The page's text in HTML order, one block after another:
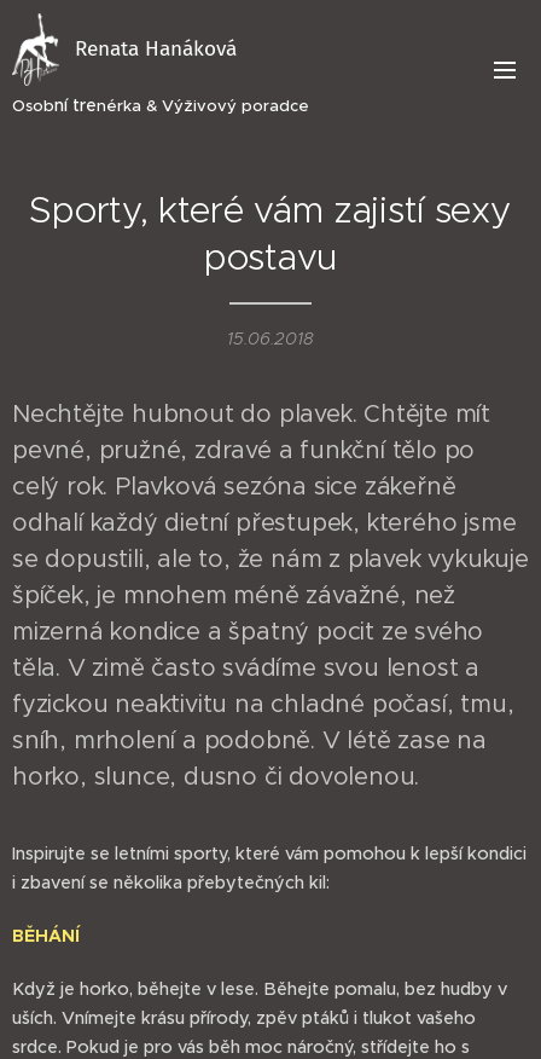
Renata Hanáková
Osobní trenérka & Výživový poradce
Sporty, které vám zajistí sexy
postavu
15.06.2018
Nechtějte hubnout do plavek. Chtějte mít
pevné, pružné, zdravé a funkční tělo po
celý rok. Plavková sezóna sice zákeřně
odhalí každý dietní přestupek, kterého jsme
se dopustili, ale to, že nám z plavek vykukuje
špíček, je mnohem méně závažné, než
mizerná kondice a špatný pocit ze svého
těla. V zimě často svádíme svou lenost a
fyzickou neaktivitu na chladné počasí, tmu,
sníh, mrholení a podobně. V létě zase na
horko, slunce, dusno či dovolenou.
Inspirujte se letními sporty, které vám pomohou k lepší kondici
i zbavení se několika přebytečných kil:
BĚHÁNÍ
Když je horko, běhejte v lese. Běhejte pomalu, bez hudby v
uších. Vnímejte krásu přírody, zpěv ptáků i tlukot vašeho
srdce. Pokud je pro vás běh moc náročný, střídejte ho s